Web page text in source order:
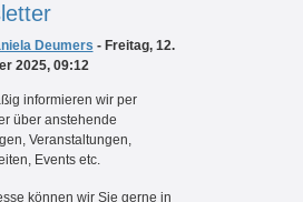
Deumers - Freitag, 12.
2025, 09:12
informieren wir per
über anstehende
Veranstaltungen,
Events etc.
können wir Sie gerne in